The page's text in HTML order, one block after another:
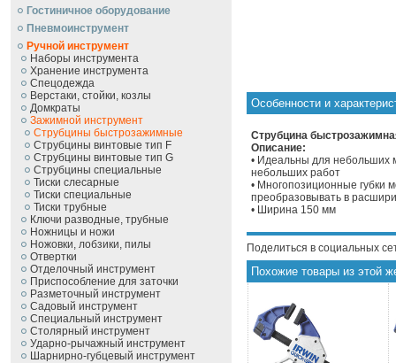
Гостиничное оборудование
Пневмоинструмент
Ручной инcтрумент
Наборы инструмента
Хранение инструмента
Спецодежда
Верстаки, стойки, козлы
Домкраты
Зажимной инструмент
Струбцины быстрозажимные
Струбцины винтовые тип F
Струбцины винтовые тип G
Струбцины специальные
Тиски слесарные
Тиски специальные
Тиски трубные
Ключи разводные, трубные
Ножницы и ножи
Ножовки, лобзики, пилы
Отвертки
Отделочный инструмент
Приспособление для заточки
Разметочный инструмент
Садовый инструмент
Специальный инструмент
Столярный инструмент
Ударно-рычажный инструмент
Шарнирно-губцевый инструмент
Особенности и
Струбцина
Описание:
• Идеальны для небольших
небольших работ
• Многопозиционные губки
преобразовывать в
• Ширина 150 мм
Поделиться в социальных
Похожие товары из этой